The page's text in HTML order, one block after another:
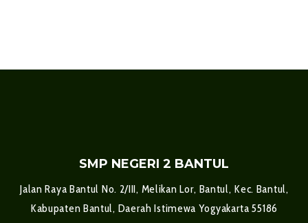
SMP NEGERI 2 BANTUL
Jalan Raya Bantul No. 2/III, Melikan Lor, Bantul, Kec. Bantul,
Kabupaten Bantul, Daerah Istimewa Yogyakarta 55186